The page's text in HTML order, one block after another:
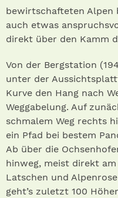
bewirtschafteten Alpen
auch etwas
direkt über den Kamm
Von der Bergstation
unter der
Kurve den Hang nach
Weggabelung. Auf
schmalem Weg rechts
ein Pfad bei bestem
Ab über die
hinweg, meist direkt
Latschen und
geht’s zuletzt 100